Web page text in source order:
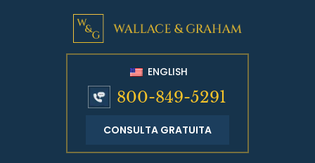
ENGLISH
800-849-5291
CONSULTA GRATUITA